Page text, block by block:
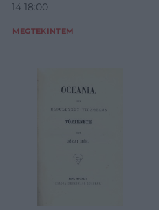
14 18:00
MEGTEKINTEM